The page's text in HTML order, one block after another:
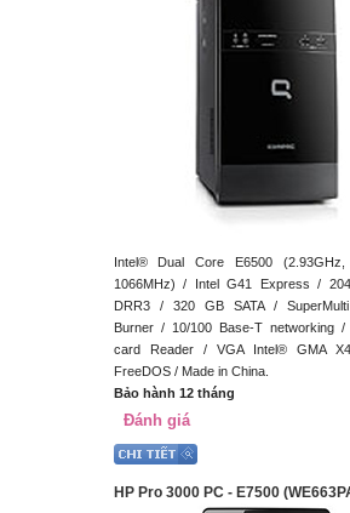
Intel® Dual Core E6500 (2.93GHz,
1066MHz) / Intel G41 Express /
DRR3 / 320 GB SATA /
Burner / 10/100 Base-T networking /
card Reader / VGA Intel® GMA
FreeDOS / Made in China.
Bảo hành 12 tháng
Đánh giá
HP Pro 3000 PC - E7500